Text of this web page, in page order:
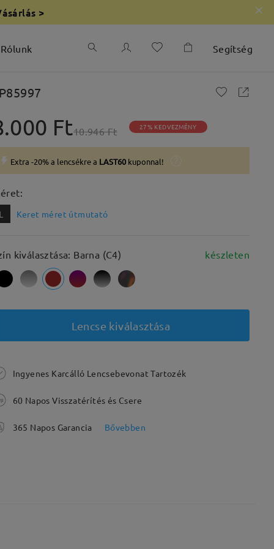
>
Rólunk Segítség
Ft10.946 Ft 27% KEDVEZMÉNY
Extra -20% a lencsékre a LAST60 kuponnal!
L Keret méret útmutató
kiválasztása: Barna (C4) készleten
Lencse kiválasztása
Ingyenes Karcálló Lencsebevonat Tartozék
60 Napos Visszatérítés és Csere
365 Napos Garancia Bővebben